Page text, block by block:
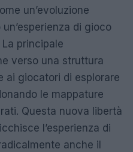
un’evoluzione
di gioco
principale
verso una struttura
ai giocatori di esplorare
le mappature
Questa nuova libertà
l’esperienza di
anche il